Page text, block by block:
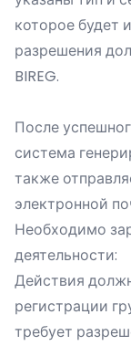
которое будет
разрешения
BIREG.
После
система
также
электронной
Необходимо
деятельности:
Действия
регистрации
требует